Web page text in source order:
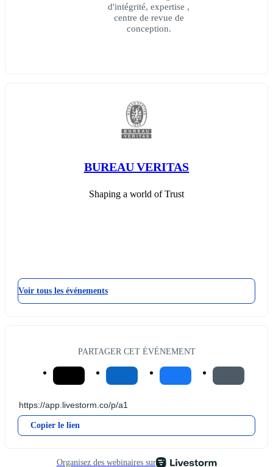
d'intégrité, expertise ,
centre de revue de
conception.
BUREAU VERITAS
Shaping a world of Trust
Voir tous les événements
PARTAGER CET ÉVÉNEMENT
Copier le lien
Organisez des webinaires sur